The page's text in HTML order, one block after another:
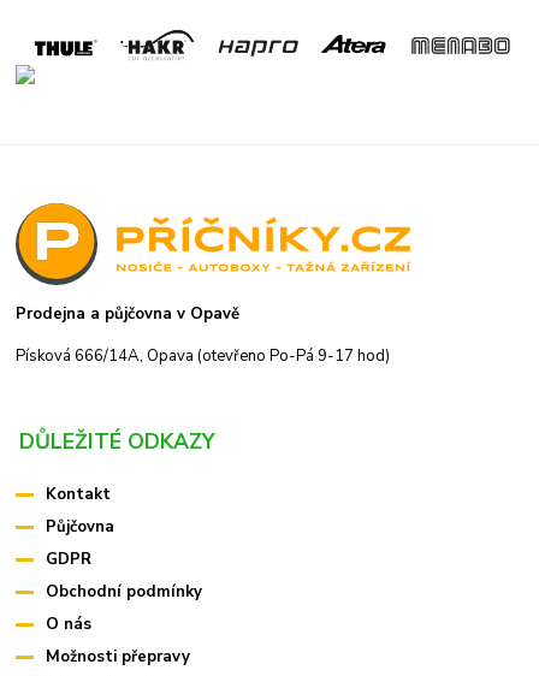
Prodejna a půjčovna v Opavě
Písková 666/14A, Opava (otevřeno Po-Pá 9-17 hod)
DŮLEŽITÉ ODKAZY
Kontakt
Půjčovna
GDPR
Obchodní podmínky
O nás
Možnosti přepravy